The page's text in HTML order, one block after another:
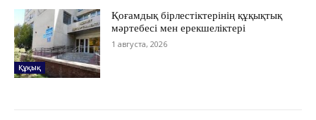
ЖАҢАЛЫҚТАР
ОҚИҒА
КӨЗҚАРАС
ЗЕРТТЕУ
Құқық
Қоғамдық бірлестіктерінің құқықтық
мәртебесі мен ерекшеліктері
1 августа, 2026